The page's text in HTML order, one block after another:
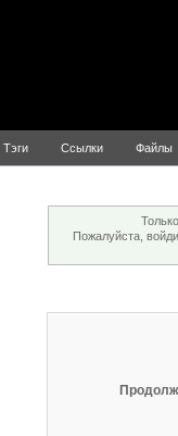
Тэги Ссылки Файлы
Пожалуйста,